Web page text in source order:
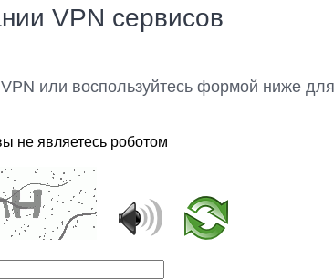
VPN сервисов
или воспользуйтесь формой ниже
не являетесь роботом